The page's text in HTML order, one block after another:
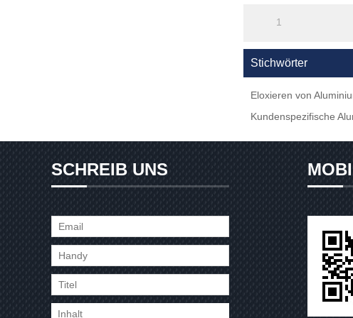
1
Stichwörter
Eloxieren von
Kundenspezifische
SCHREIB UNS